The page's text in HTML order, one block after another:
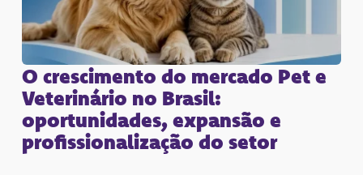
O crescimento do mercado Pet e
Veterinário no Brasil:
oportunidades, expansão e
profissionalização do setor